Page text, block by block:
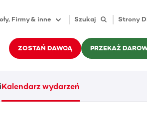
Firmy & inne Szukaj Strony
ZOSTAŃ DAWCĄ PRZEKAŻ
Kalendarz wydarzeń